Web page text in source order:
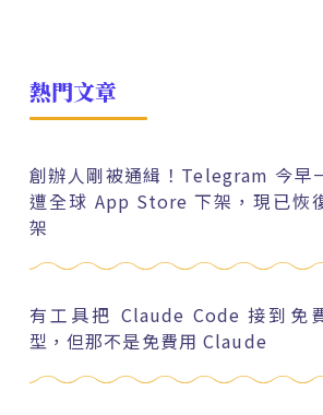
熱門文章
創辦人剛被通緝！Telegram 今早
遭全球 App Store 下架，現已恢
架
有工具把 Claude Code 接到免
型，但那不是免費用 Claude